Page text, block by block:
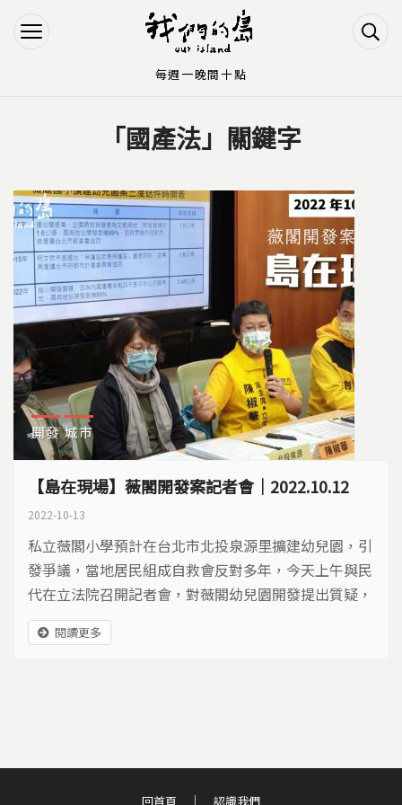
Jump to Navigation
Jump to Main content
「國產法」關鍵字
開發 城市
【島在現場】薇閣開發案記者會｜2022.10.12
2022-10-13
私立薇閣小學預計在台北市北投泉源里擴建幼兒園，引
發爭議，當地居民組成自救會反對多年，今天上午與民
代在立法院召開記者會，對薇閣幼兒園開發提出質疑，
包括私有地只有1%，以及山坡地開發影響水土保持等
等，要求政府撤銷開發。 ​ 北投泉源保護區自救會發言人
閱讀更多
回首頁 認識我們
每週一晚間十點